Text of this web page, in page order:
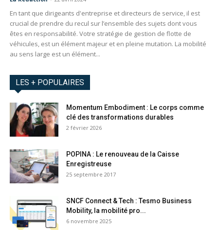
En tant que dirigeants d'entreprise et directeurs de service, il est
crucial de prendre du recul sur l’ensemble des sujets dont vous
êtes en responsabilité. Votre stratégie de gestion de flotte de
véhicules, est un élément majeur et en pleine mutation. La mobilité
au sens large est un élément...
LES + POPULAIRES
Momentum Embodiment : Le corps comme
clé des transformations durables
2 février 2026
POPINA : Le renouveau de la Caisse
Enregistreuse
25 septembre 2017
SNCF Connect & Tech : Tesmo Business
Mobility, la mobilité pro...
6 novembre 2025